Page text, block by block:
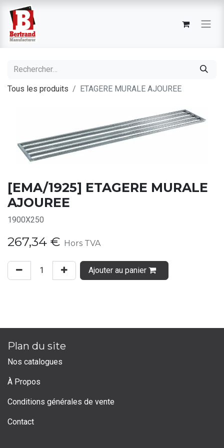
Tous les produits ETAGERE MURALE AJOUREE
[EMA/1925] ETAGERE MURALE
AJOUREE
1900X250
267,34 € Hors TVA
Ajouter au panier
Plan du site
Nos catalogues
À Propos
Conditions générales de vente
Contact